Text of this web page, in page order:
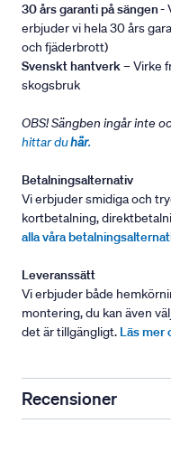
30 års garanti på sängen-
erbjuder vi hela 30 års
och fjäderbrott)
Svenskt hantverk– Virke
skogsbruk
OBS! Sängben ingår inte
hittar duhär.
Betalningsalternativ
Vi erbjuder smidiga och
kortbetalning,
alla våra
Leveranssätt
Vi erbjuder både
montering, du kan även
det är tillgängligt. Läs mer
Recensioner